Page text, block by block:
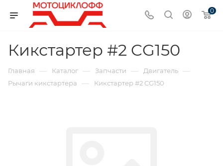
0
Кикстартер #2 CG150
Главная — Каталог — Запчасти — Двигатель —
Рычаги кикстартера — Кикстартер #2 CG150